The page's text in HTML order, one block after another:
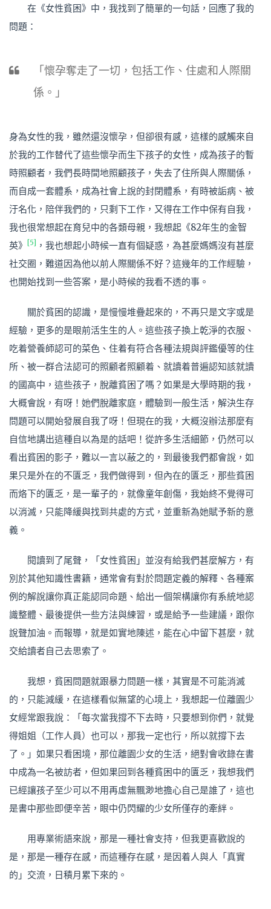
在《女性貧困》中，我找到了簡單的一句話，回應了我的
問題：
「懷孕奪走了一切，包括工作、住處和人際關
係。」
身為女性的我，雖然還沒懷孕，但卻很有感，這樣的感觸來自
於我的工作替代了這些懷孕而生下孩子的女性，成為孩子的暫
時照顧者，我們長時間地照顧孩子，失去了住所與人際關係，
而自成一套體系，成為社會上說的封閉體系，有時被詬病、被
汙名化，陪伴我們的，只剩下工作，又得在工作中保有自我，
我也很常想起在育兒中的各類母親，我想起《82年生的金智
英》
[5]
，我也想起小時候一直有個疑惑，為甚麼媽媽沒有甚麼
社交圈，難道因為他以前人際關係不好？這幾年的工作經驗，
也開始找到一些答案，是小時候的我看不透的事。
關於貧困的認識，是慢慢堆疊起來的，不再只是文字或是
經驗，更多的是眼前活生生的人。這些孩子換上乾淨的衣服、
吃着營養師認可的菜色、住着有符合各種法規與評鑑優等的住
所、被一群合法認可的照顧者照顧着、就讀着普遍認知該就讀
的國高中，這些孩子，脫離貧困了嗎？如果是大學時期的我，
大概會說，有呀！她們脫離家庭，體驗到一般生活，解決生存
問題可以開始發展自我了呀！但現在的我，大概沒辦法那麼有
自信地講出這種自以為是的話吧！從許多生活細節，仍然可以
看出貧困的影子，難以一言以蔽之的，到最後我們都會說，如
果只是外在的不匱乏，我們做得到，但內在的匱乏，那些貧困
而烙下的匱乏，是一輩子的，就像童年創傷，我始終不覺得可
以消滅，只能降緩與找到共處的方式，並重新為她賦予新的意
義。
閱讀到了尾聲，「女性貧困」並沒有給我們甚麼解方，有
別於其他知識性書籍，通常會有對於問題定義的解釋、各種案
例的解說讓你真正能認同命題、給出一個架構讓你有系統地認
識整體、最後提供一些方法與練習，或是給予一些建議，跟你
說聲加油。而報導，就是如實地陳述，能在心中留下甚麼，就
交給讀者自己去思索了。
我想，貧困問題就跟暴力問題一樣，其實是不可能消滅
的，只能減緩，在這樣看似無望的心境上，我想起一位離園少
女經常跟我說：「每次當我撐不下去時，只要想到你們，就覺
得姐姐（工作人員）也可以，那我一定也行，所以就撐下去
了。」如果只看困境，那位離園少女的生活，絕對會收錄在書
中成為一名被訪者，但如果回到各種貧困中的匱乏，我想我們
已經讓孩子至少可以不用再虛無飄渺地擔心自己是誰了，這也
是書中那些即便辛苦，眼中仍閃耀的少女所僅存的牽絆。
用專業術語來說，那是一種社會支持，但我更喜歡說的
是，那是一種存在感，而這種存在感，是因着人與人「真實
的」交流，日積月累下來的。